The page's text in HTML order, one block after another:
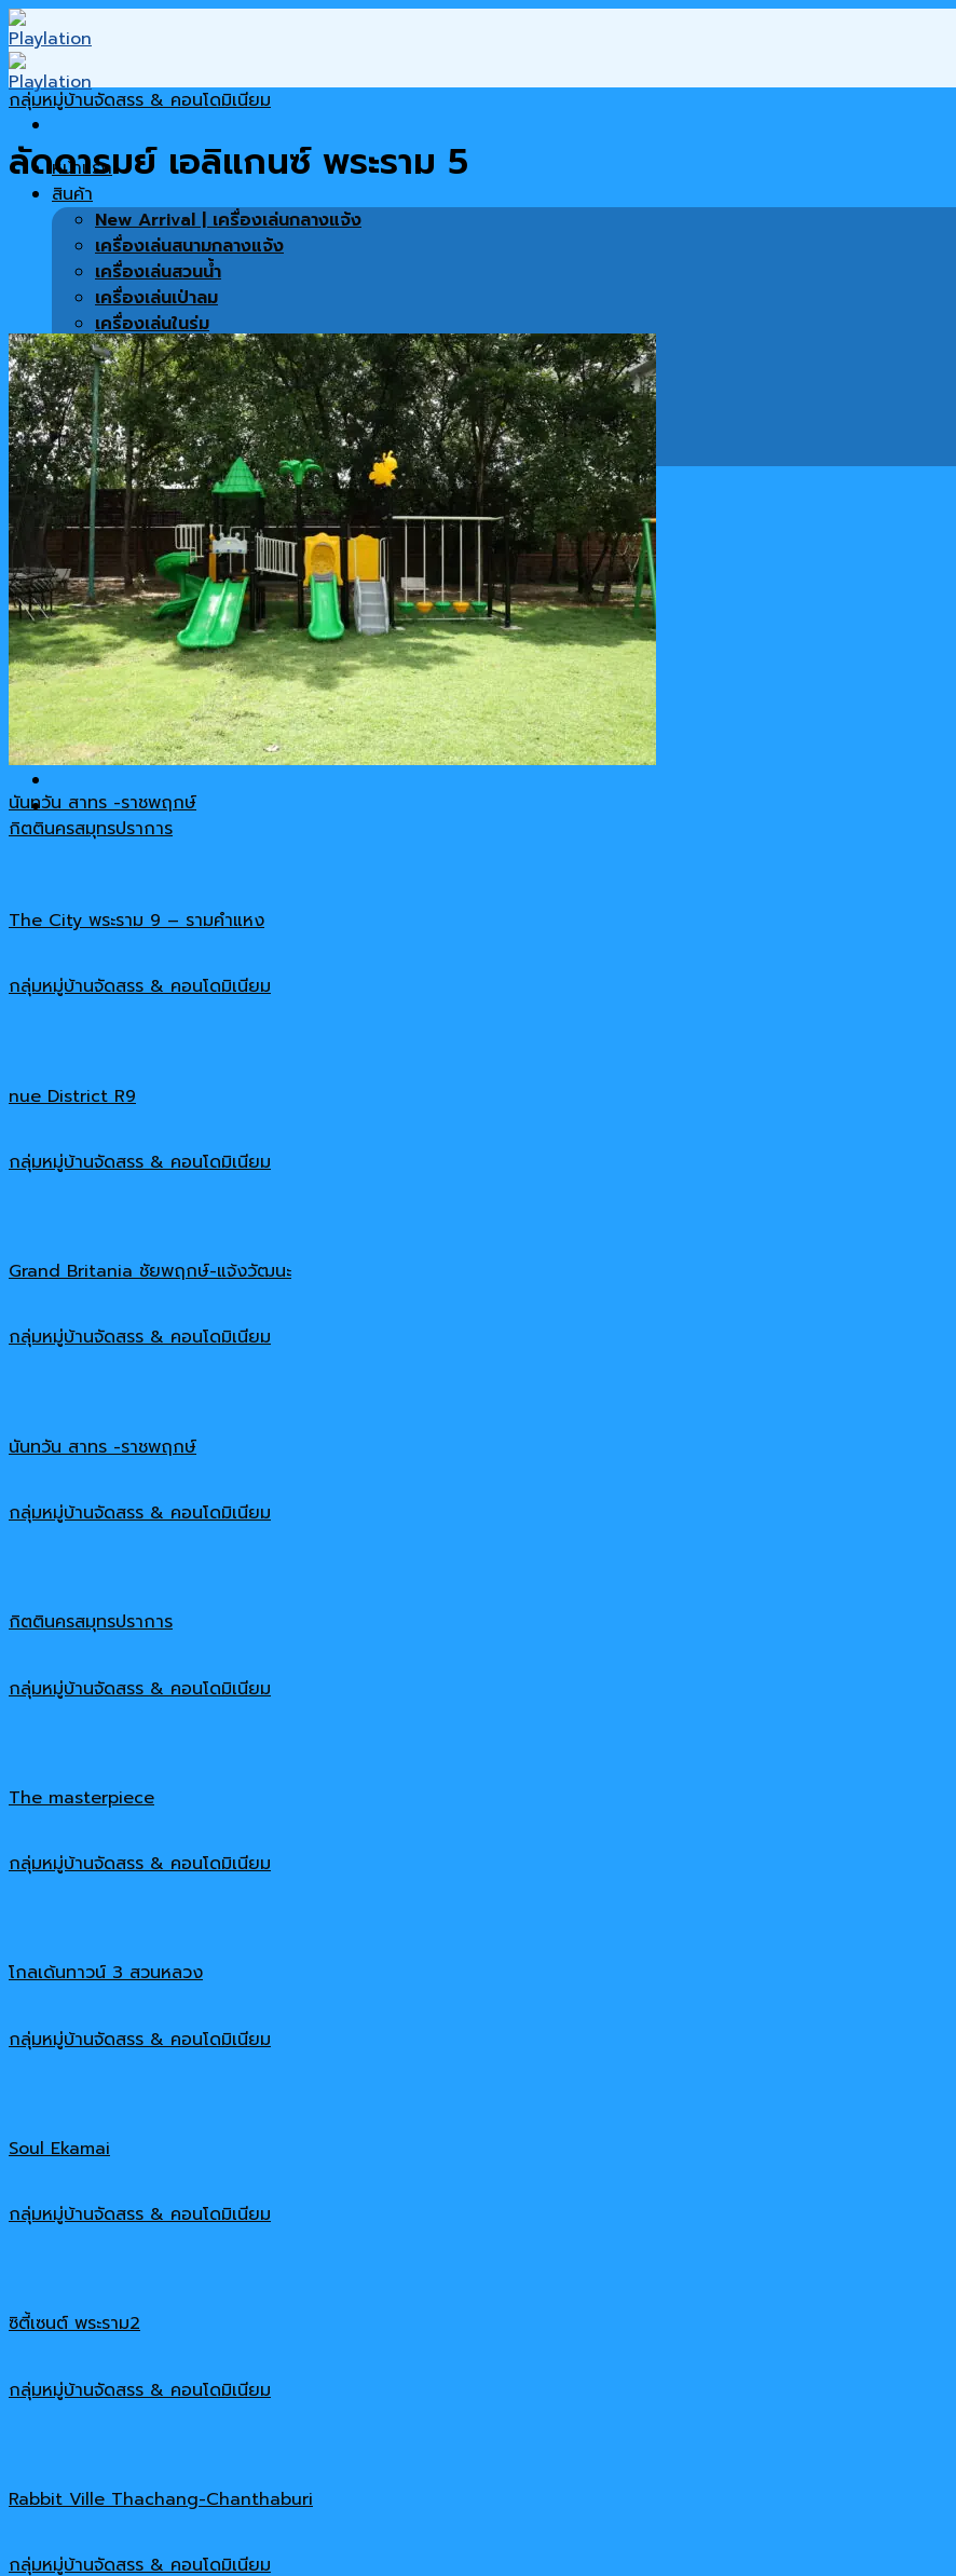
Skip
to
content
หน้าแรก
สินค้า
New Arrival | เครื่องเล่นกลางแจ้ง
เครื่องเล่นสนามกลางแจ้ง
เครื่องเล่นสวนน้ำ
เครื่องเล่นเป่าลม
เครื่องเล่นในร่ม
เครื่องเล่นซิปไลน์
พื้นสนาม
เครื่องออกกำลังกาย
สินค้าทั้งหมด
เฟอร์นิเจอร์ตกแต่งโครงการ
โปรโมชั่น
รีวิวสินค้า
เกี่ยวกับเรา
ติดต่อ-สอบถาม
Cart
No products in the cart.
กลุ่มหมู่บ้านจัดสรร & คอนโดมิเนียม
ลัดดารมย์ เอลิแกนซ์ พระราม 5
นันทวัน สาทร -ราชพฤกษ์
กิตตินครสมุทรปราการ
The City พระราม 9 – รามคำแหง
กลุ่มหมู่บ้านจัดสรร & คอนโดมิเนียม
nue District R9
กลุ่มหมู่บ้านจัดสรร & คอนโดมิเนียม
Grand Britania ชัยพฤกษ์-แจ้งวัฒนะ
กลุ่มหมู่บ้านจัดสรร & คอนโดมิเนียม
นันทวัน สาทร -ราชพฤกษ์
กลุ่มหมู่บ้านจัดสรร & คอนโดมิเนียม
กิตตินครสมุทรปราการ
กลุ่มหมู่บ้านจัดสรร & คอนโดมิเนียม
The masterpiece
กลุ่มหมู่บ้านจัดสรร & คอนโดมิเนียม
โกลเด้นทาวน์ 3 สวนหลวง
กลุ่มหมู่บ้านจัดสรร & คอนโดมิเนียม
Soul Ekamai
กลุ่มหมู่บ้านจัดสรร & คอนโดมิเนียม
ซิตี้เซนต์ พระราม2
กลุ่มหมู่บ้านจัดสรร & คอนโดมิเนียม
Rabbit Ville Thachang-Chanthaburi
กลุ่มหมู่บ้านจัดสรร & คอนโดมิเนียม